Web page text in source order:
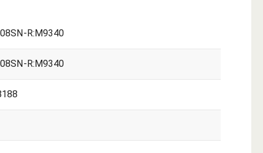
R:M9340
R:M9340